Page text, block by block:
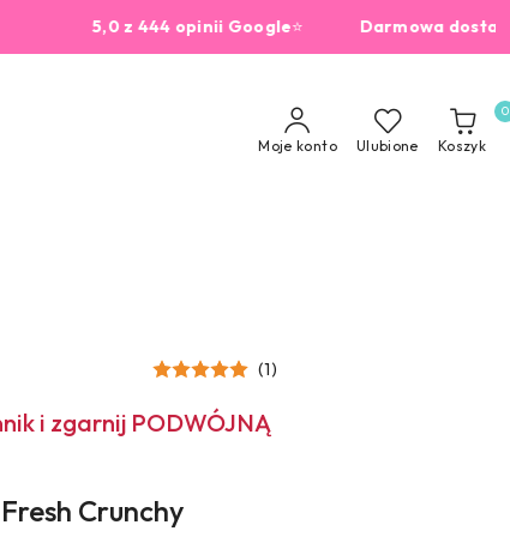
5,0 z 444 opinii Google⭐Darmowa dostawa od
Moje konto Ulubione Koszyk
0
(1)
i zgarnij PODWÓJNĄ
Crunchy